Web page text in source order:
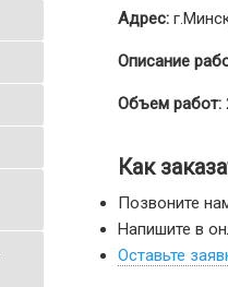
Адрес:
Описание
Объем работ:
Как
Позвоните
Напишите в
Оставьте